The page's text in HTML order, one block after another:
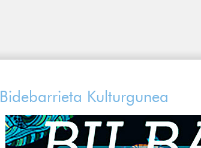
Bidebarrieta Kulturgunea